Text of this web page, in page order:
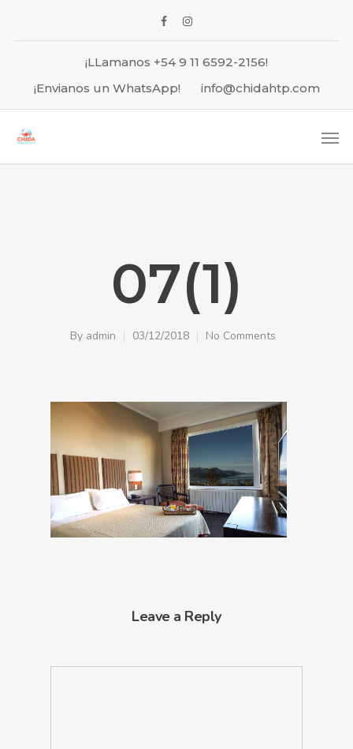
¡LLamanos +54 9 11 6592-2156!
¡Envianos un WhatsApp!
info@chidahtp.com
07(1)
By admin 03/12/2018 No Comments
Leave a Reply